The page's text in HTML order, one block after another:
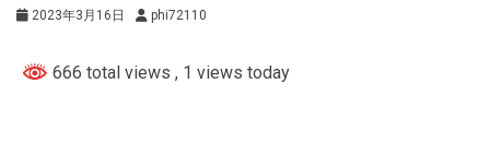
2023年3月16日 phi72110
666 total views , 1 views today